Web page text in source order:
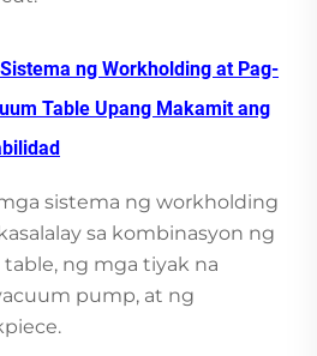
ng Workholding at Pag-
Table Upang Makamit ang
sistema ng workholding
sa kombinasyon ng
ng mga tiyak na
pump, at ng